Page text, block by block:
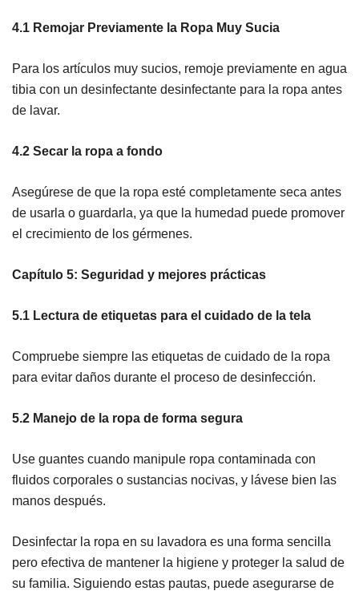
4.1 Remojar Previamente la Ropa Muy Sucia
Para los artículos muy sucios, remoje previamente en agua
tibia con un desinfectante desinfectante para la ropa antes
de lavar.
4.2 Secar la ropa a fondo
Asegúrese de que la ropa esté completamente seca antes
de usarla o guardarla, ya que la humedad puede promover
el crecimiento de los gérmenes.
Capítulo 5: Seguridad y mejores prácticas
5.1 Lectura de etiquetas para el cuidado de la tela
Compruebe siempre las etiquetas de cuidado de la ropa
para evitar daños durante el proceso de desinfección.
5.2 Manejo de la ropa de forma segura
Use guantes cuando manipule ropa contaminada con
fluidos corporales o sustancias nocivas, y lávese bien las
manos después.
Desinfectar la ropa en su lavadora es una forma sencilla
pero efectiva de mantener la higiene y proteger la salud de
su familia. Siguiendo estas pautas, puede asegurarse de